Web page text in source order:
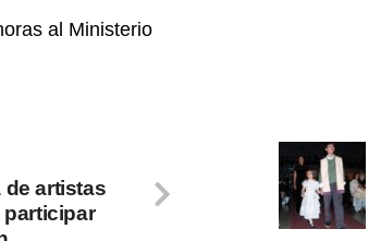
al Ministerio
de artistas
participar